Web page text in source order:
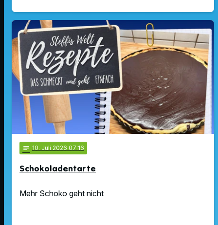
notes 10. Juli 2026 07:16
Schokoladentarte
Mehr Schoko geht nicht